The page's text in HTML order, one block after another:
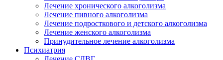
Лечение хронического алкоголизма
Лечение пивного алкоголизма
Лечение подросткового и детского алкоголизма
Лечение женского алкоголизма
Принудительное лечение алкоголизма
Психиатрия